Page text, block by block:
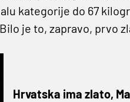
kategorije do 67
je to, zapravo, prvo
Hrvatska ima zlato,